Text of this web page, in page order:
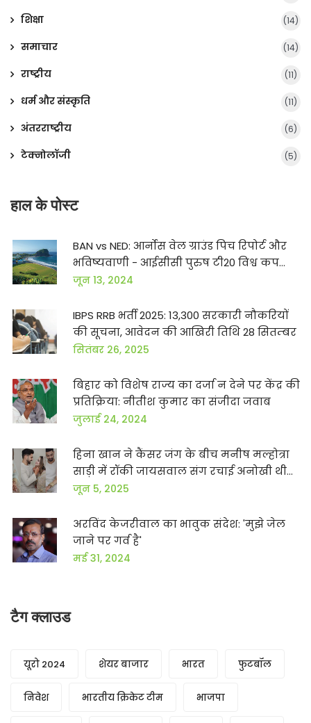
शिक्षा (14)
समाचार (14)
राष्ट्रीय (11)
धर्म और संस्कृति (11)
अंतरराष्ट्रीय (6)
टेक्नोलॉजी (5)
हाल के पोस्ट
BAN vs NED: आर्नोस वेल ग्राउंड पिच रिपोर्ट और
भविष्यवाणी - आईसीसी पुरुष टी20 विश्व कप
2023
जून 13, 2024
IBPS RRB भर्ती 2025: 13,300 सरकारी नौकरियों
की सूचना, आवेदन की आखिरी तिथि 28 सितम्बर
सितंबर 26, 2025
बिहार को विशेष राज्य का दर्जा न देने पर केंद्र की
प्रतिक्रिया: नीतीश कुमार का संजीदा जवाब
जुलाई 24, 2024
हिना खान ने कैंसर जंग के बीच मनीष मल्होत्रा
साड़ी में रॉकी जायसवाल संग रचाई अनोखी थीम
वाली शादी
जून 5, 2025
अरविंद केजरीवाल का भावुक संदेश: 'मुझे जेल
जाने पर गर्व है'
मई 31, 2024
टैग क्लाउड
यूरो 2024 शेयर बाजार भारत फुटबॉल
निवेश भारतीय क्रिकेट टीम भाजपा